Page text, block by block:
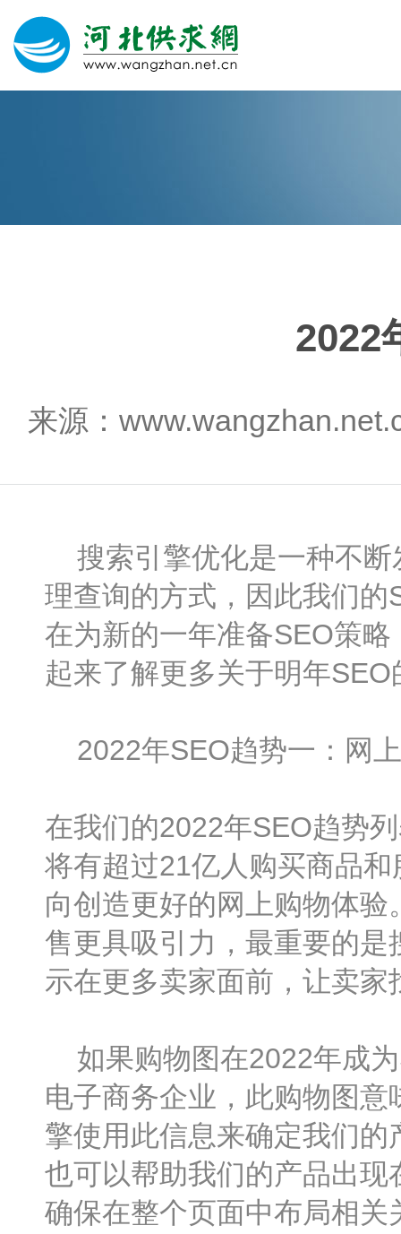
2022
来源：
搜索引擎优化是一种不断
理查询的方式，因此我们
在为新的一年准备SEO策
起来了解更多关于明年
2022年SEO趋势一：网
在我们的2022年SEO趋势
将有超过21亿人购买商品
向创造更好的网上购物体
售更具吸引力，最重要的
示在更多卖家面前，让卖家
如果购物图在2022年成
电子商务企业，此购物图
擎使用此信息来确定我们
也可以帮助我们的产品出
确保在整个页面中布局相